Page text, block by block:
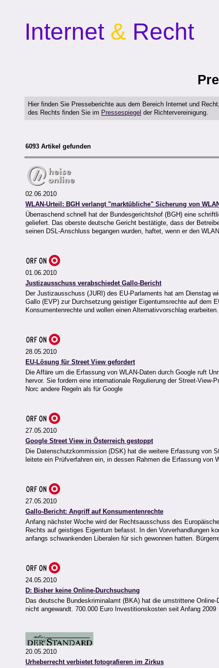
Internet & Recht
Hier finden Sie Presseberichte aus dem Bereich Internet und
des Rechts finden Sie im Pressespiegel der Richtervereinigung.
6093 Artikel gefunden
02.06.2010
WLAN-Urteil: BGH verlangt "marktübliche" Sicherung von
Überraschend schnell hat der Bundesgerichtshof (BGH) eine
geliefert. Das oberste deutsche Gericht bestätigte, dass der
seinen DSL-Anschluss begangen wurden, haftet, wenn er den
01.06.2010
Justizausschuss verabschiedet Gallo-Bericht
Der Justizausschuss (JURI) des EU-Parlaments hat am Dienstag
Gallo (EVP) zur Durchsetzung geistiger Eigentumsrechte auf dem
Konsumentenrechte und wollen einen Alternativvorschlag erarbeiten.
28.05.2010
EU-Lösung für Street View gefordert
Die Affäre um die Erfassung von WLAN-Daten durch Google ruft
hervor. Sie fordern eine internationale Regulierung der Street-
Norc andere Regeln als für Google
27.05.2010
Google Street View in Österreich gestoppt
Die Datenschutzkommission (DSK) hat die weitere Erfassung von
leitete ein Prüfverfahren ein, in dessen Rahmen die Erfassung von
27.05.2010
Gallo-Bericht: Angriff auf Konsumentenrechte
Anfang nächster Woche wird der Rechtsausschuss des
Rechts auf geistiges Eigentum befasst. In den Vorverhandlungen
anfangs schwankenden Liberalen für sich gewonnen hatten.
24.05.2010
D: Bisher keine Online-Durchsuchung
Das deutsche Bundeskriminalamt (BKA) hat die umstrittene
nicht angewandt. 700.000 Euro Investitionskosten seit Anfang 2009
20.05.2010
Urheberrecht verbietet fotografieren im Zirkus